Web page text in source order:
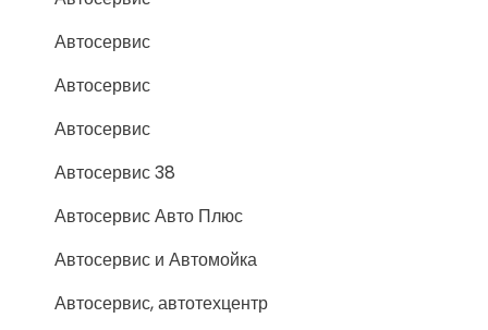
Автосервис
Автосервис
Автосервис
Автосервис 38
Автосервис Авто Плюс
Автосервис и Автомойка
Автосервис, автотехцентр